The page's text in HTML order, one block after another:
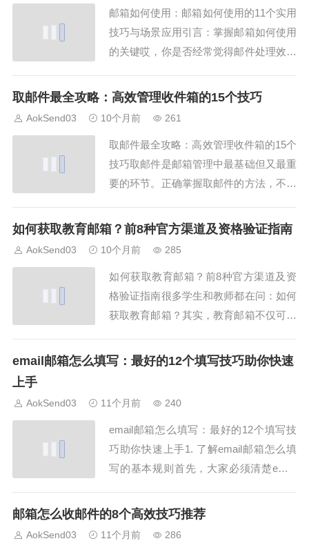
邮箱如何使用：邮箱如何使用的11个实用
技巧与场景应用引言：掌握邮箱如何使用
的关键哎，你是否经常觉得邮件处理效率
何使用 的技巧。本文将介绍 11 个实用技
率。一、邮箱账户多平台同步第一个技...
取邮件最全攻略：高效管理收件箱的15个技巧
AokSend03 10个月前 261
取邮件最全攻略：高效管理收件箱的15个
技巧取邮件是邮箱管理中最基础但又最重
要的环节。正确掌握取邮件的方法，不仅
漏。本文结合AokSend，详细介绍取邮件
格式对取邮件的影响在取邮件过程中，了
解邮...
如何获取教育邮箱？前8种官方渠道及资格验证指南
AokSend03 10个月前 285
如何获取教育邮箱？前8种官方渠道及资
格验证指南很多学生和教师都在问：如何
获取教育邮箱？其实，教育邮箱不仅可以
教育折扣。AokSend为你整理了最权威的
箱：先了解教育邮箱是什么在了解如何获
取教育...
email邮箱怎么填写：最好的12个填写技巧助你快速
上手
AokSend03 11个月前 240
email邮箱怎么填写：最好的12个填写技
巧助你快速上手1. 了解email邮箱怎么填
写的基本规则首先，大家必须清楚email
址通常由用户名、@符号以及域名组成。
邮箱怎么收邮件的8个高效技巧推荐
AokSend03 11个月前 286